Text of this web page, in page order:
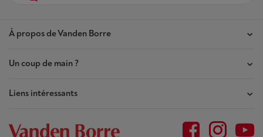
À propos de Vanden Borre
Nos magasins
Contrat de Confiance
Plan du site
Un coup de main ?
Mes commandes
Liens intéressants
Outlet